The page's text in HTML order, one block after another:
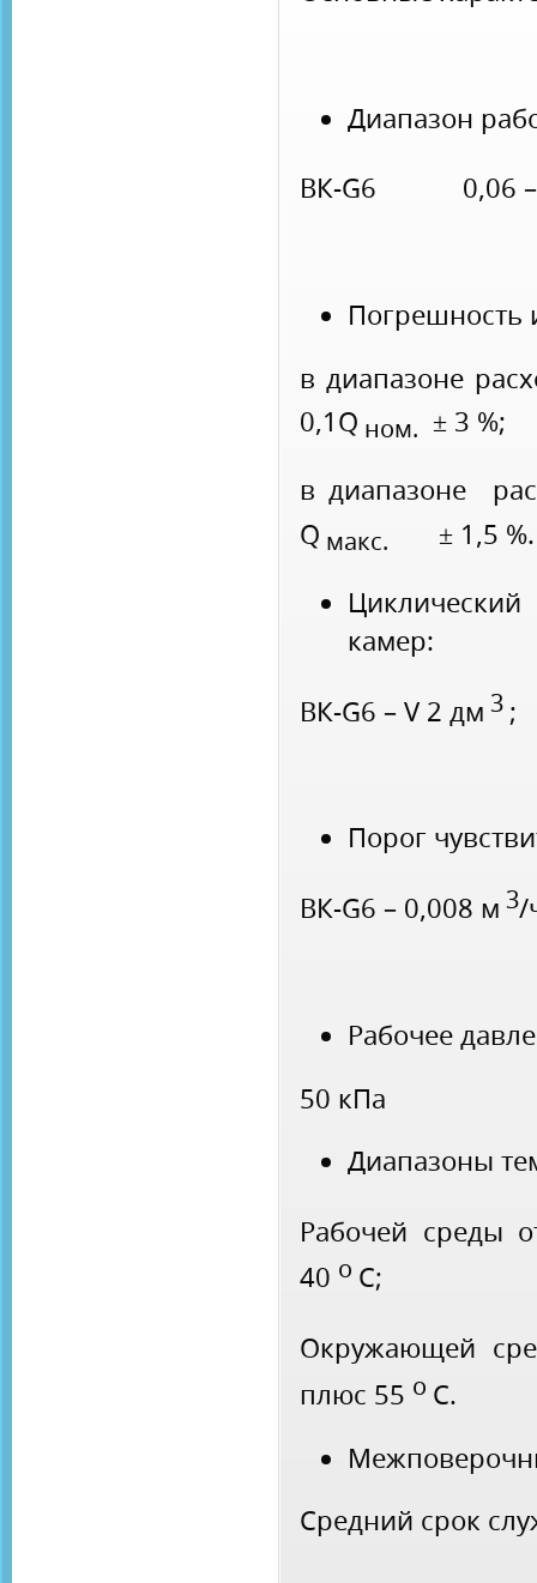
Диапазон
ВК-G6 0,06 –
Погрешность
в диапазоне
0,1Q ном. ± 3 %;
в диапазоне
Q макс. ± 1,5 %.
камер:
ВК-G6 – V 2 дм 3 ;
Порог
ВК-G6 – 0,008 м 3/
Рабочее
50 кПа
Диапазоны
Рабочей среды
40 о С;
Окружающей
плюс 55 о С.
Средний срок